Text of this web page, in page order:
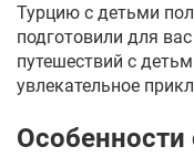
Турцию с детьми
подготовили для
путешествий с
увлекательное
Особенности